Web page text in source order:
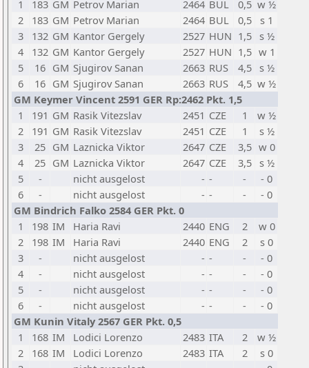
1
183 GM Petrov Marian 2464 BUL 0,5 w ½
2
183 GM Petrov Marian 2464 BUL 0,5
s 1
3
132 GM Kantor Gergely 2527 HUN 1,5
s ½
4
132 GM Kantor Gergely 2527 HUN 1,5 w 1
5
16 GM Sjugirov Sanan 2663 RUS 4,5
s ½
6
16 GM Sjugirov Sanan 2663 RUS 4,5 w ½
GM Keymer Vincent 2591 GER Rp:2462 Pkt. 1,5
1
191 GM Rasik Vitezslav 2451 CZE 1
w ½
2
191 GM Rasik Vitezslav 2451 CZE 1
s ½
3
25 GM Laznicka Viktor 2647 CZE 3,5 w 0
4
25 GM Laznicka Viktor 2647 CZE 3,5 s ½
5
- nicht ausgelost - - -
- 0
6
- nicht ausgelost - - -
- 0
GM Bindrich Falko 2584 GER Pkt. 0
1
198 IM Haria Ravi 2440 ENG 2
w 0
2
198 IM Haria Ravi 2440 ENG 2
s 0
3
- nicht ausgelost - - -
- 0
4
- nicht ausgelost - - -
- 0
5
- nicht ausgelost - - -
- 0
6
- nicht ausgelost - - -
- 0
GM Kunin Vitaly 2567 GER Pkt. 0,5
1
168 IM Lodici Lorenzo 2483 ITA 2
w ½
2
168 IM Lodici Lorenzo 2483 ITA 2
s 0